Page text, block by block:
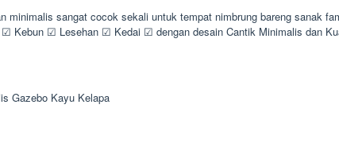
minimalis sangat cocok sekali untuk tempat nimbrung bareng
☑ Lesehan ☑ Kedai ☑ dengan desain Cantik Minimalis dan
Gazebo Kayu Kelapa